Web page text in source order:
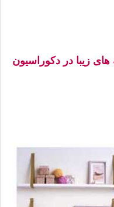
زیبا در دکوراسیون